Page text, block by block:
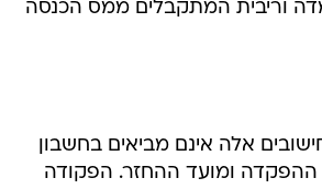
וריבית המתקבלים ממס הכנסה
אלה אינם מביאים בחשבון
ההפקדה ומועד ההחזר. הפקודה